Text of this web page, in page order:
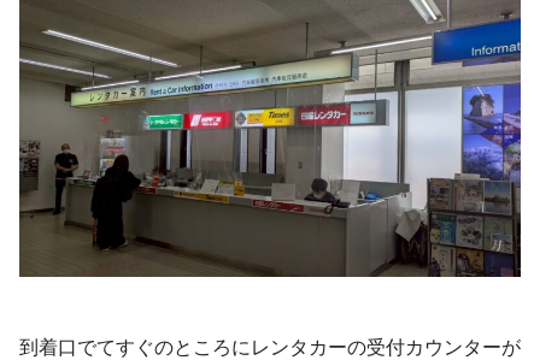
到着口でてすぐのところにレンタカーの受付カウンターが